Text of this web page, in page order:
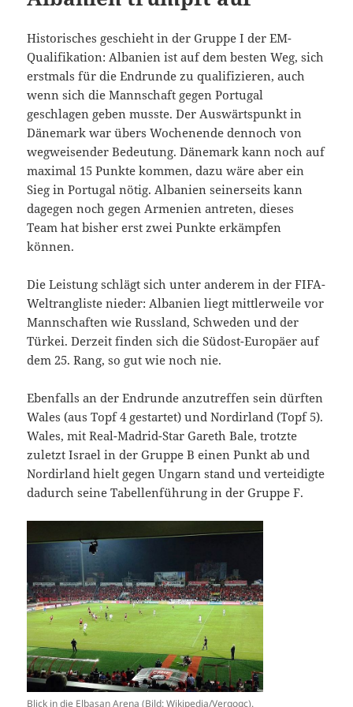
Historisches geschieht in der Gruppe I der EM-
Qualifikation: Albanien ist auf dem besten Weg, sich
erstmals für die Endrunde zu qualifizieren, auch
wenn sich die Mannschaft gegen Portugal
geschlagen geben musste. Der Auswärtspunkt in
Dänemark war übers Wochenende dennoch von
wegweisender Bedeutung. Dänemark kann noch auf
maximal 15 Punkte kommen, dazu wäre aber ein
Sieg in Portugal nötig. Albanien seinerseits kann
dagegen noch gegen Armenien antreten, dieses
Team hat bisher erst zwei Punkte erkämpfen
können.
Die Leistung schlägt sich unter anderem in der FIFA-
Weltrangliste nieder: Albanien liegt mittlerweile vor
Mannschaften wie Russland, Schweden und der
Türkei. Derzeit finden sich die Südost-Europäer auf
dem 25. Rang, so gut wie noch nie.
Ebenfalls an der Endrunde anzutreffen sein dürften
Wales (aus Topf 4 gestartet) und Nordirland (Topf 5).
Wales, mit Real-Madrid-Star Gareth Bale, trotzte
zuletzt Israel in der Gruppe B einen Punkt ab und
Nordirland hielt gegen Ungarn stand und verteidigte
dadurch seine Tabellenführung in der Gruppe F.
Blick in die Elbasan Arena (Bild: Wikipedia/Vergogc).